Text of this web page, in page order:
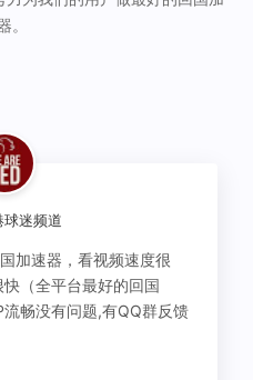
。
球迷频道
加速器，看视频速度很
（全平台最好的回国
畅没有问题,有QQ群反馈